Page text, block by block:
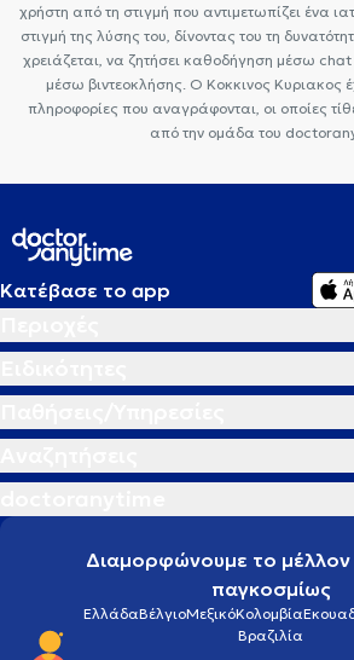
χρήστη από τη στιγμή που αντιμετωπίζει ένα
στιγμή της λύσης του, δίνοντας του τη
χρειάζεται, να ζητήσει καθοδήγηση μέσω chat
μέσω βιντεοκλήσης. Ο Κοκκινος Κυριακος
πληροφορίες που αναγράφονται, οι οποίες
από την ομάδα του
Κατέβασε το app
Διαμορφώνουμε το μέλλον
παγκοσμίως
ΕλλάδαΒέλγιοΜεξικόΚολομβία
Βραζιλία